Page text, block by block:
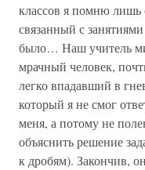
классов я помню
связанный с
было… Наш учитель
мрачный человек,
легко впадавший в
который я не смог
меня, а потому не
объяснить решение
к дробям). Закончив,